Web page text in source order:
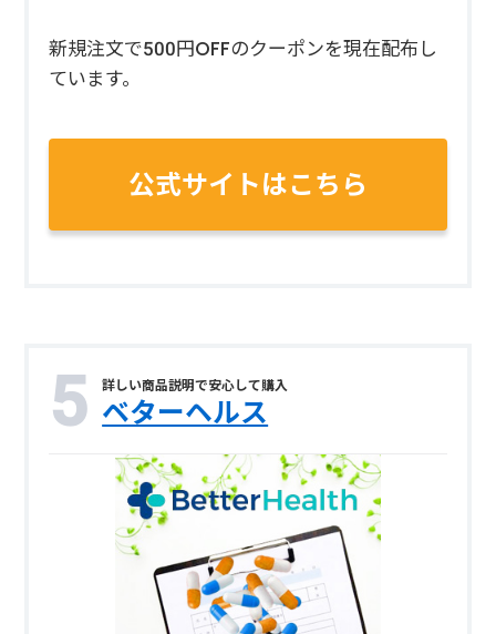
新規注文で500円OFFのクーポンを現在配布し
ています。
公式サイトはこちら
詳しい商品説明で安心して購入
ベターヘルス